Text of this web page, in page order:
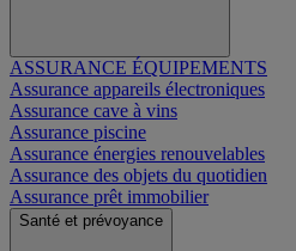
ASSURANCE ÉQUIPEMENTS
Assurance appareils électroniques
Assurance cave à vins
Assurance piscine
Assurance énergies renouvelables
Assurance des objets du quotidien
Assurance prêt immobilier
Santé et prévoyance